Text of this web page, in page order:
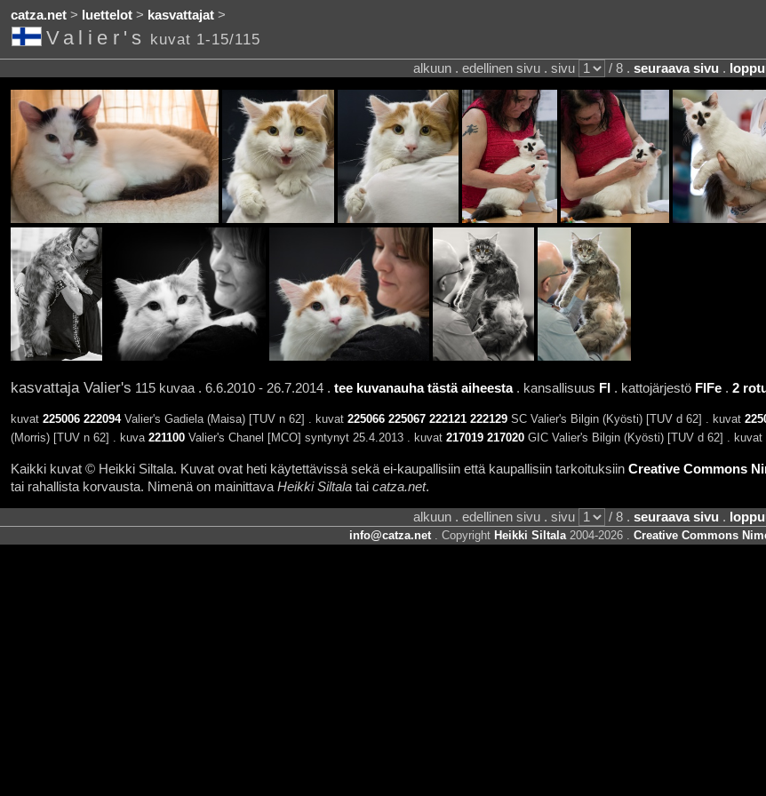
catza.net> luettelot> kasvattajat>
Valier's kuvat 1-15/115
alkuun . edellinen sivu . sivu / 8 . seuraava sivu .
kasvattaja Valier's 115 kuvaa . 6.6.2010 - 26.7.2014 . tee kuvanauha tästä aiheesta. kansallisuus FI. kattojärjestö FIFe. 2
kuvat 225006 222094Valier's Gadiela (Maisa) [TUV n 62] . kuvat 225066 225067 222121 222129SC Valier's Bilgin (Kyösti) [TUV d 62] . kuvat
(Morris) [TUV n 62] . kuva 221100Valier's Chanel [MCO] syntynyt 25.4.2013 . kuvat 217019 217020GIC Valier's Bilgin (Kyösti) [TUV d 62] . kuvat
Kaikki kuvat © Heikki Siltala. Kuvat ovat heti käytettävissä sekä ei-kaupallisiin että kaupallisiin tarkoituksiin Creative Commons
tai rahallista korvausta. Nimenä on mainittava Heikki Siltalatai catza.net.
alkuun . edellinen sivu . sivu / 8 . seuraava sivu .
info@catza.net. Copyright Heikki Siltala2004-2026 . Creative Commons